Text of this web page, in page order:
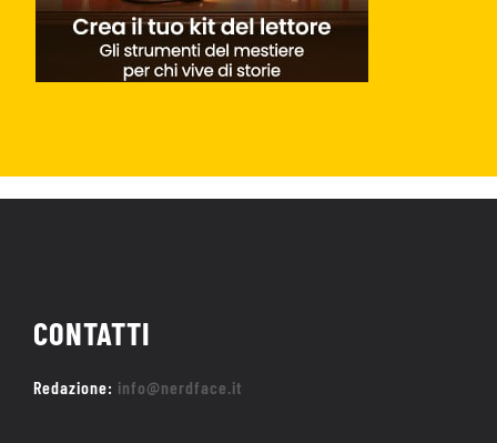
CONTATTI
Redazione: info@nerdface.it